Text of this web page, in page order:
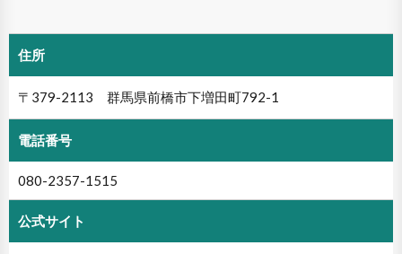
住所
〒379-2113 群馬県前橋市下増田町792-1
電話番号
080-2357-1515
公式サイト